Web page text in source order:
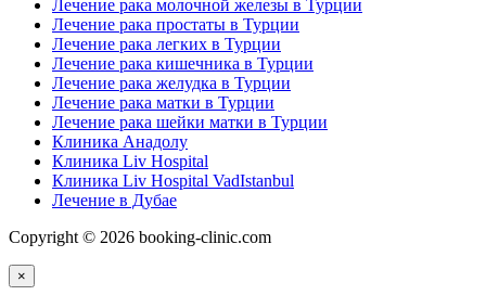
Лечение рака молочной железы в Турции
Лечение рака простаты в Турции
Лечение рака легких в Турции
Лечение рака кишечника в Турции
Лечение рака желудка в Турции
Лечение рака матки в Турции
Лечение рака шейки матки в Турции
Клиника Анадолу
Клиника Liv Hospital
Клиника Liv Hospital VadIstanbul
Лечение в Дубае
Copyright © 2026 booking-clinic.com
×